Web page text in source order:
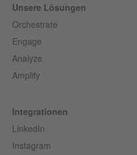
Unsere Lösungen
Orchestrate
Engage
Analyze
Amplify
Integrationen
LinkedIn
Instagram